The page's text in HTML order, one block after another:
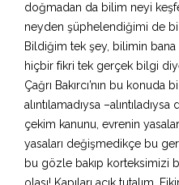
doğmadan da bilim neyi
neyden şüphelendiğimi de
Bildiğim tek şey, bilimin
hiçbir fikri tek gerçek bilgi
Çağrı Bakırcı’nın bu
alıntılamadıysa
çekim kanunu, evrenin
yasaları değişmedikçe bu
bu gözle bakıp korteksimizi